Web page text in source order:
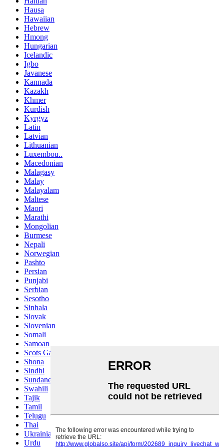
Hausa
Hawaiian
Hebrew
Hmong
Hungarian
Icelandic
Igbo
Javanese
Kannada
Kazakh
Khmer
Kurdish
Kyrgyz
Latin
Latvian
Lithuanian
Luxembou..
Macedonian
Malagasy
Malay
Malayalam
Maltese
Maori
Marathi
Mongolian
Burmese
Nepali
Norwegian
Pashto
Persian
Punjabi
Serbian
Sesotho
Sinhala
Slovak
Slovenian
Somali
Samoan
Scots Gaelic
Shona
Sindhi
Sundanese
Swahili
Tajik
Tamil
Telugu
Thai
Ukrainian
Urdu